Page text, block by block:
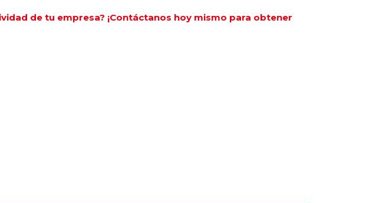
de tu empresa? ¡Contáctanos hoy mismo para obtener